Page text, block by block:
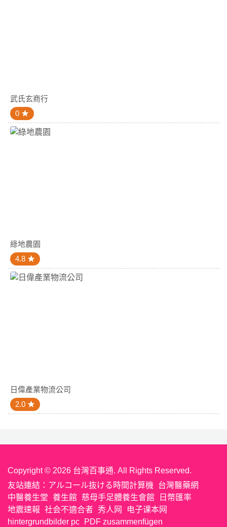
武氏玄商行
0
綠地農園
4.8
日偉產業物流公司
2.0
Copyright © 2026 台灣百事通. All Rights Reserved.
友站連結： アルコール抜ける時間計算機
台灣醫藥網
中醫養生堂 養生館 慈母手足體養生會館
日幣匯率
地震速報 社会不適合者 秀人网
电子课本网
hintergrundbilder pc
PDF zusammenfügen